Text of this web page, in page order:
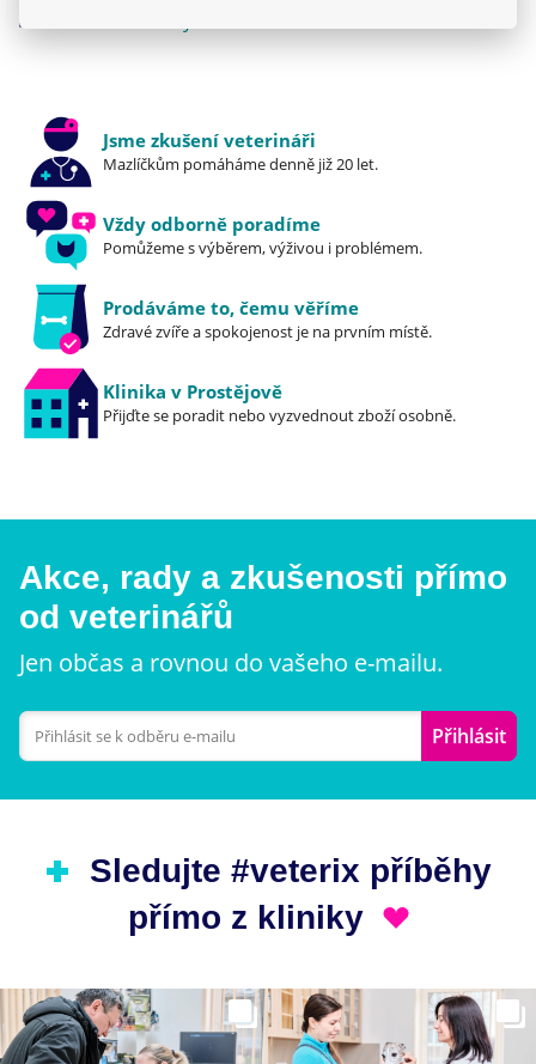
Jsme zkušení veterináři
Mazlíčkům pomáháme denně již 20 let.
Vždy odborně poradíme
Pomůžeme s výběrem, výživou i problémem.
Prodáváme to, čemu věříme
Zdravé zvíře a spokojenost je na prvním místě.
Klinika v Prostějově
Přijďte se poradit nebo vyzvednout zboží osobně.
Akce, rady a zkušenosti přímo
od veterinářů
Jen občas a rovnou do vašeho e-mailu.
Přihlásit
Sledujte #veterix příběhy
přímo z kliniky